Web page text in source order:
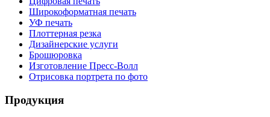
Широкоформатная печать
УФ печать
Плоттерная резка
Дизайнерские услуги
Брошюровка
Изготовление Пресс-Волл
Отрисовка портрета по фото
Продукция